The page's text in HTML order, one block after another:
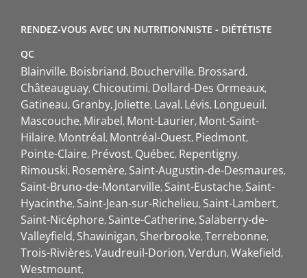
RENDEZ-VOUS AVEC UN NUTRITIONNISTE - DIÉTÉTISTE
QC
Blainville Boisbriand Boucherville Brossard
Châteauguay Chicoutimi Dollard-Des Ormeaux
Gatineau Granby Joliette Laval Lévis Longueuil
Mascouche Mirabel Mont-Laurier Mont-Saint-
Hilaire Montréal Montréal-Ouest Piedmont
Pointe-Claire Prévost Québec Repentigny
Rimouski Rosemère Saint-Augustin-de-Desmaures
Saint-Bruno-de-Montarville Saint-Eustache Saint-
Hyacinthe Saint-Jean-sur-Richelieu Saint-Lambert
Saint-Nicéphore Sainte-Catherine Salaberry-de-
Valleyfield Shawinigan Sherbrooke Terrebonne
Trois-Rivières Vaudreuil-Dorion Verdun Wakefield
Westmount